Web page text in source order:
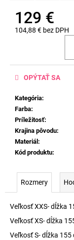
129 €
104,88 € bez DPH
Kategória:
Farba:
Príležitosť:
Krajina pôvodu:
Materiál :
Kód produktu:
OPÝTAŤ SA
Rozmery
Veľkosť XXS- dĺžka
Veľkosť XS- dĺžka
Veľkosť S- dĺžka 155